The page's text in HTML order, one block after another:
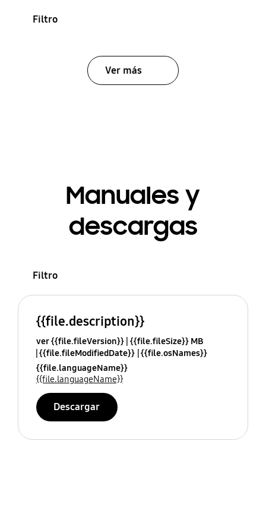
Filtro
Ver más
Manuales y
descargas
Filtro
{{file.description}}
ver {{file.fileVersion}} {{file.fileSize}} MB
{{file.fileModifiedDate}} {{file.osNames}}
{{file.languageName}}
{{file.languageName}}
Descargar